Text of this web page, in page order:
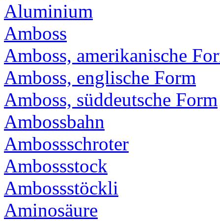
Aluminium
Amboss
Amboss, amerikanische
Amboss, englische Form
Amboss, süddeutsche Form
Ambossbahn
Ambossschroter
Ambossstock
Ambossstöckli
Aminosäure